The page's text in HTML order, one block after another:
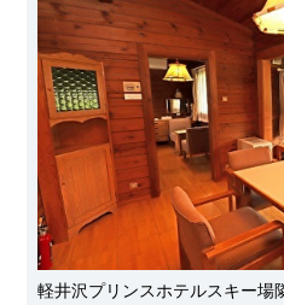
軽井沢プリンスホテルスキー場